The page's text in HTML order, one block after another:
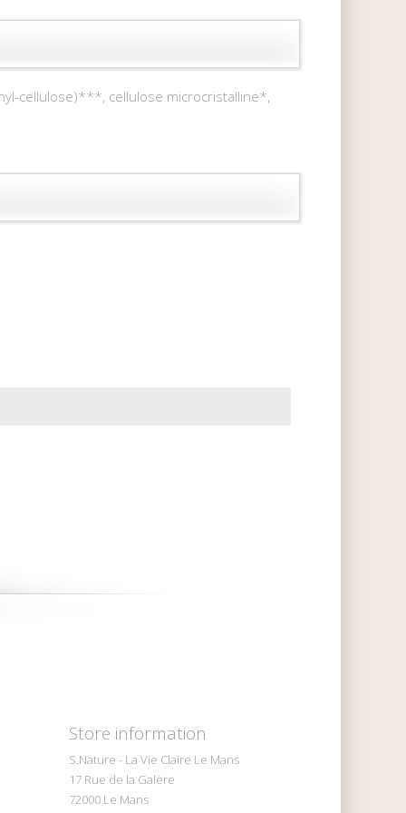
cellulose)***, cellulose microcristalline*,
Store information
S.Nature - La Vie Claire Le Mans
17 Rue de la Galère
72000 Le Mans